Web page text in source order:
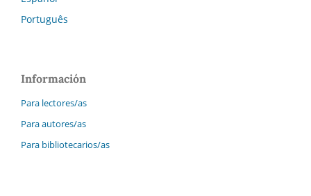
Português
Información
Para lectores/as
Para autores/as
Para bibliotecarios/as